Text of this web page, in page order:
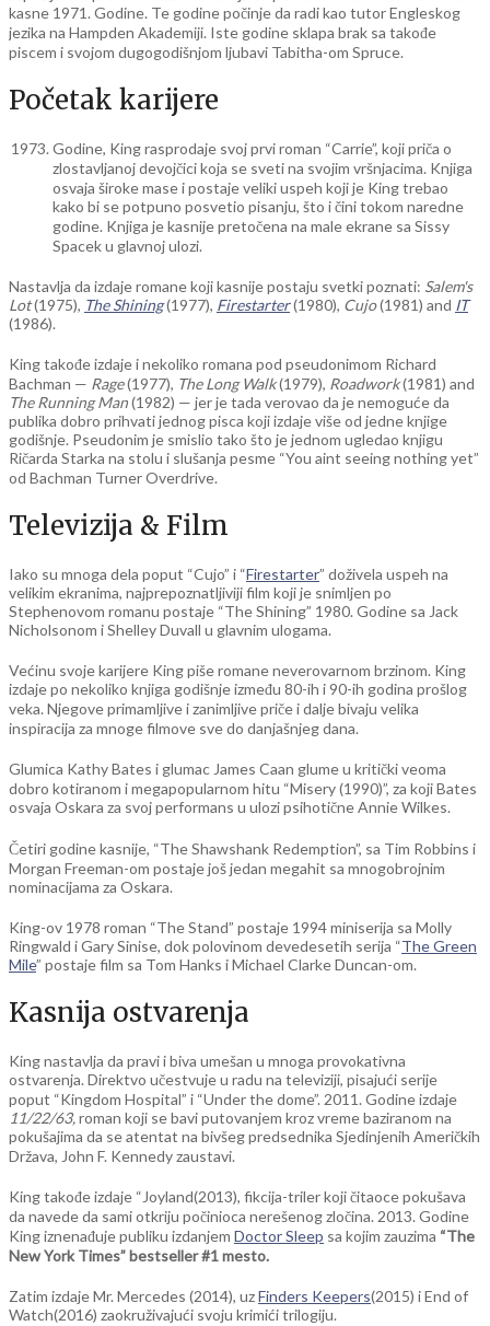
kasne 1971. Godine. Te godine počinje da radi kao tutor Engleskog
jezika na Hampden Akademiji. Iste godine sklapa brak sa takođe
piscem i svojom dugogodišnjom ljubavi Tabitha-om Spruce.
Početak karijere
Godine, King rasprodaje svoj prvi roman “Carrie”, koji priča o
zlostavljanoj devojčici koja se sveti na svojim vršnjacima. Knjiga
osvaja široke mase i postaje veliki uspeh koji je King trebao
kako bi se potpuno posvetio pisanju, što i čini tokom naredne
godine. Knjiga je kasnije pretočena na male ekrane sa Sissy
Spacek u glavnoj ulozi.
Nastavlja da izdaje romane koji kasnije postaju svetki poznati: Salem's
Lot(1975), The Shining(1977), Firestarter(1980), Cujo(1981) and IT
(1986).
King takođe izdaje i nekoliko romana pod pseudonimom Richard
Bachman — Rage(1977), The Long Walk(1979), Roadwork(1981) and
The Running Man(1982) — jer je tada verovao da je nemoguće da
publika dobro prihvati jednog pisca koji izdaje više od jedne knjige
godišnje. Pseudonim je smislio tako što je jednom ugledao knjigu
Ričarda Starka na stolu i slušanja pesme “You aint seeing nothing yet”
od Bachman Turner Overdrive.
Televizija & Film
Iako su mnoga dela poput “Cujo” i “Firestarter” doživela uspeh na
velikim ekranima, najprepoznatljiviji film koji je snimljen po
Stephenovom romanu postaje “The Shining” 1980. Godine sa Jack
Nicholsonom i Shelley Duvall u glavnim ulogama.
Većinu svoje karijere King piše romane neverovarnom brzinom. King
izdaje po nekoliko knjiga godišnje između 80-ih i 90-ih godina prošlog
veka. Njegove primamljive i zanimljive priče i dalje bivaju velika
inspiracija za mnoge filmove sve do danjašnjeg dana.
Glumica Kathy Bates i glumac James Caan glume u kritički veoma
dobro kotiranom i megapopularnom hitu “Misery (1990)”, za koji Bates
osvaja Oskara za svoj performans u ulozi psihotične Annie Wilkes.
Četiri godine kasnije, “The Shawshank Redemption”, sa Tim Robbins i
Morgan Freeman-om postaje još jedan megahit sa mnogobrojnim
nominacijama za Oskara.
King-ov 1978 roman “The Stand” postaje 1994 miniserija sa Molly
Ringwald i Gary Sinise, dok polovinom devedesetih serija “The Green
Mile” postaje film sa Tom Hanks i Michael Clarke Duncan-om.
Kasnija ostvarenja
King nastavlja da pravi i biva umešan u mnoga provokativna
ostvarenja. Direktvo učestvuje u radu na televiziji, pisajući serije
poput “Kingdom Hospital” i “Under the dome”. 2011. Godine izdaje
11/22/63,roman koji se bavi putovanjem kroz vreme baziranom na
pokušajima da se atentat na bivšeg predsednika Sjedinjenih Američkih
Država, John F. Kennedy zaustavi.
King takođe izdaje “Joyland(2013), fikcija-triler koji čitaoce pokušava
da navede da sami otkriju počinioca nerešenog zločina. 2013. Godine
King iznenađuje publiku izdanjem Doctor Sleep sa kojim zauzima “The
New York Times” bestseller #1 mesto.
Zatim izdaje Mr. Mercedes (2014), uzFinders Keepers(2015) i End of
Watch(2016) zaokruživajući svoju krimići trilogiju.